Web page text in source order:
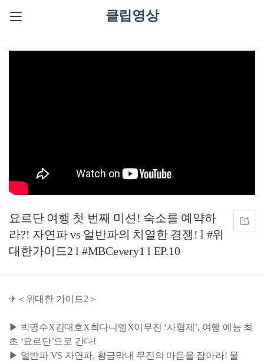
클립영상
요르단 여행 첫 번째 미션! 숙소를 예약하
라?! 자연파 vs 얼반파의 치열한 경쟁! l #위
대한가이드2 l #MBCevery1 l EP.10
✈＜위대한 가이드2＞
▶ 박명수X김대호X최다니엘X이무진 ‘사형제’, 여행 예능 최
초 ‘요르단’으로 간다!
▶ 얼반파 VS 자연파, 황금막내 무진의 마음을 잡아라! 물